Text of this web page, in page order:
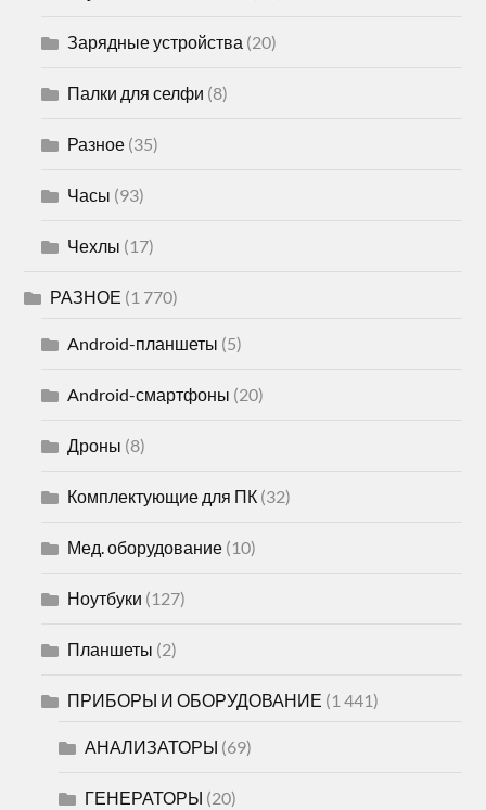
Зарядные устройства (20)
Палки для селфи (8)
Разное (35)
Часы (93)
Чехлы (17)
РАЗНОЕ (1 770)
Android-планшеты (5)
Android-смартфоны (20)
Дроны (8)
Комплектующие для ПК (32)
Мед. оборудование (10)
Ноутбуки (127)
Планшеты (2)
ПРИБОРЫ И ОБОРУДОВАНИЕ (1 441)
АНАЛИЗАТОРЫ (69)
ГЕНЕРАТОРЫ (20)